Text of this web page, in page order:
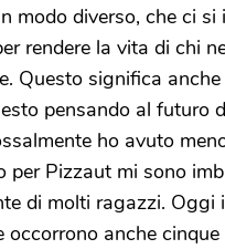
modo diverso, che ci si
rendere la vita di chi
Questo significa
pensando al futuro
ho avuto
per Pizzaut mi sono
di molti ragazzi. Oggi
occorrono anche